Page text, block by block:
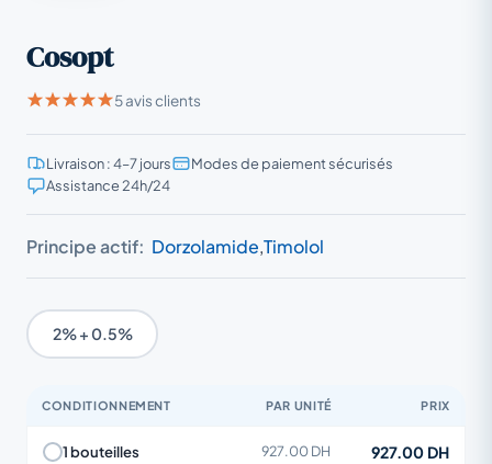
Cosopt
5 avis clients
Livraison : 4–7 jours
Modes de paiement sécurisés
Assistance 24h/24
Principe actif: Dorzolamide,Timolol
2% + 0.5%
CONDITIONNEMENT PAR UNITÉ PRIX
1 bouteilles 927.00 DH 927.00 DH